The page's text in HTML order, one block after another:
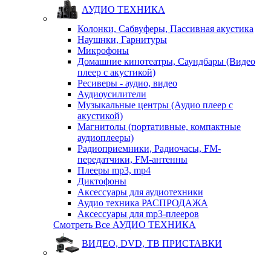
АУДИО ТЕХНИКА
Колонки, Сабвуферы, Пассивная акустика
Наушнки, Гарнитуры
Микрофоны
Домашние кинотеатры, Саундбары (Видео
плеер с акустикой)
Ресиверы - аудио, видео
Аудиоусилители
Музыкальные центры (Аудио плеер с
акустикой)
Магнитолы (портативные, компактные
аудиоплееры)
Радиоприемники, Радиочасы, FM-
передатчики, FM-антенны
Плееры mp3, mp4
Диктофоны
Аксессуары для аудиотехники
Аудио техника РАСПРОДАЖА
Аксессуары для mp3-плееров
Смотреть Все АУДИО ТЕХНИКА
ВИДЕО, DVD, ТВ ПРИСТАВКИ